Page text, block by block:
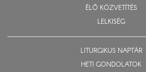
ÉLŐ KÖZVETÍTÉS
LELKISÉG
LITURGIKUS NAPTÁR
HETI GONDOLATOK